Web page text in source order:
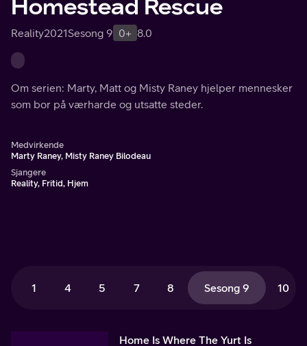
Homestead Rescue
Reality2021Sesong 9 0+ 8.0
Om serien: Marty, Matt og Misty Raney hjelper mennesker
som bor på værharde og utsatte steder.
Medvirkende
Marty Raney, Misty Raney Bilodeau
Sjangere
Reality, Fritid, Hjem
1 4 5 7 8 Sesong 9 10
Home Is Where The Yurt Is